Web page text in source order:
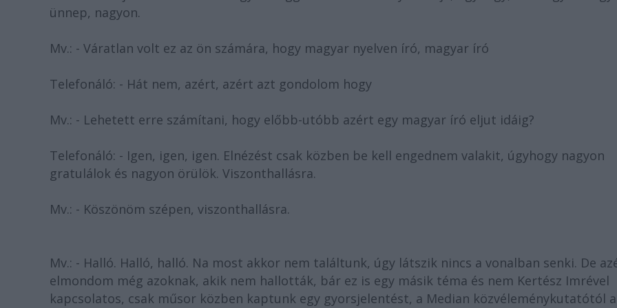
ünnep, nagyon.
Mv.: - Váratlan volt ez az ön számára, hogy magyar nyelven író, magyar író
Telefonáló: - Hát nem, azért, azért azt gondolom hogy
Mv.: - Lehetett erre számítani, hogy előbb-utóbb azért egy magyar író eljut idáig?
Telefonáló: - Igen, igen, igen. Elnézést csak közben be kell engednem valakit, úgyhogy nagyon
gratulálok és nagyon örülök. Viszonthallásra.
Mv.: - Köszönöm szépen, viszonthallásra.
Mv.: - Halló. Halló, halló. Na most akkor nem találtunk, úgy látszik nincs a vonalban senki. De
elmondom még azoknak, akik nem hallották, bár ez is egy másik téma és nem Kertész Imrével
kapcsolatos, csak műsor közben kaptunk egy gyorsjelentést, a Median közvéleménykutatótól a